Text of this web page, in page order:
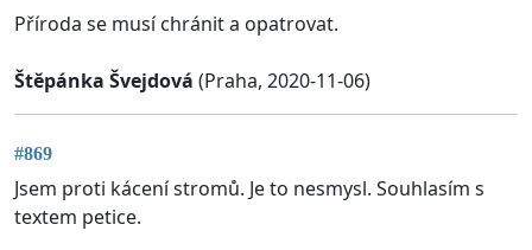
Příroda se musí chránit a opatrovat.
Štěpánka Švejdová (Praha, 2020-11-06)
#869
Jsem proti kácení stromů. Je to nesmysl. Souhlasím s
textem petice.